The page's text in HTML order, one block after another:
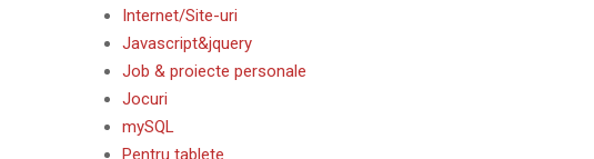
Internet/Site-uri
Javascript&jquery
Job & proiecte personale
Jocuri
mySQL
Pentru tablete